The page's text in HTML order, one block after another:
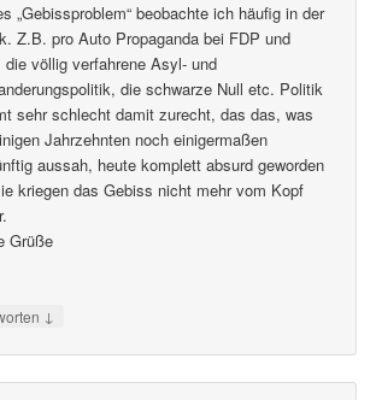
„Gebissproblem“ beobachte ich häufig in der
Z.B. pro Auto Propaganda bei FDP und
die völlig verfahrene Asyl- und
die schwarze Null etc. Politik
sehr schlecht damit zurecht, das das, was
Jahrzehnten noch einigermaßen
aussah, heute komplett absurd geworden
kriegen das Gebiss nicht mehr vom Kopf
Grüße
↓